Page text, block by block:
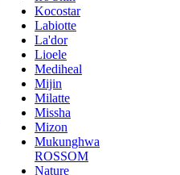
Kocostar
Labiotte
La'dor
Lioele
Mediheal
Mijin
Milatte
Missha
Mizon
Mukunghwa
ROSSOM
Nature